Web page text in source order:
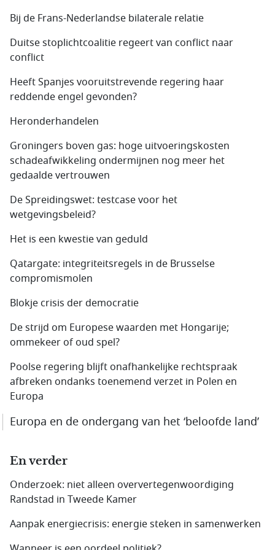
Bij de Frans-Nederlandse bilaterale relatie
Duitse stoplichtcoalitie regeert van conflict naar
conflict
Heeft Spanjes vooruitstrevende regering haar
reddende engel gevonden?
Heronderhandelen
Groningers boven gas: hoge uitvoeringskosten
schadeafwikkeling ondermijnen nog meer het
gedaalde vertrouwen
De Spreidingswet: testcase voor het
wetgevingsbeleid?
Het is een kwestie van geduld
Qatargate: integriteitsregels in de Brusselse
compromis­molen
Blokje crisis der democratie
De strijd om Europese waarden met Hongarije;
ommekeer of oud spel?
Poolse regering blijft onafhankelijke rechtspraak
afbreken ondanks toenemend verzet in Polen en
Europa
Europa en de ondergang van het ‘beloofde land’
En verder
Onderzoek: niet alleen oververtegenwoordiging
Randstad in Tweede Kamer
Aanpak energiecrisis: energie steken in samenwerken